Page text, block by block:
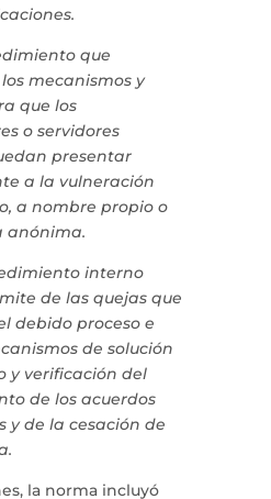
que
mecanismos y
que los
o servidores
presentar
a la vulneración
a nombre propio o
anónima.
interno
de las quejas que
debido proceso e
de solución
y verificación del
de los acuerdos
y de la cesación de
la norma incluyó